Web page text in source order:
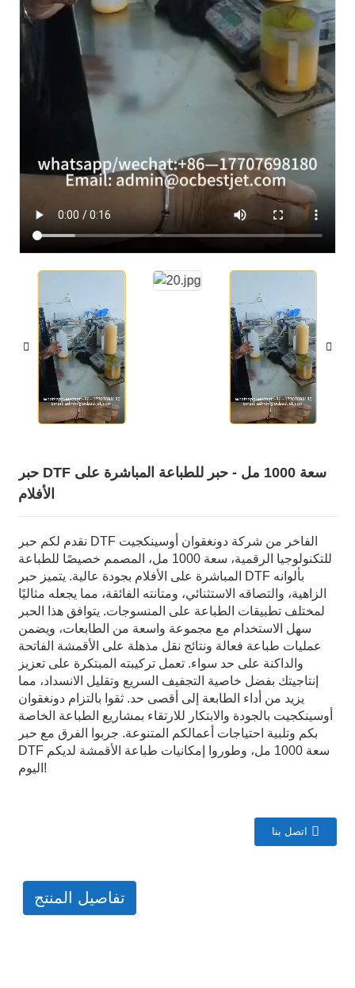
حبر DTF سعة 1000 مل - حبر للطباعة المباشرة على
الأفلام
نقدم لكم حبر DTF الفاخر من شركة دونغقوان أوسينكجيت
للتكنولوجيا الرقمية، سعة 1000 مل، المصمم خصيصًا للطباعة
المباشرة على الأفلام بجودة عالية. يتميز حبر DTF بألوانه
الزاهية، والتصاقه الاستثنائي، ومتانته الفائقة، مما يجعله مثاليًا
لمختلف تطبيقات الطباعة على المنسوجات. يتوافق هذا الحبر
سهل الاستخدام مع مجموعة واسعة من الطابعات، ويضمن
عمليات طباعة فعالة ونتائج نقل مذهلة على الأقمشة الفاتحة
والداكنة على حد سواء. تعمل تركيبته المبتكرة على تعزيز
إنتاجيتك بفضل خاصية التجفيف السريع وتقليل الانسداد، مما
يزيد من أداء الطابعة إلى أقصى حد. ثقوا بالتزام دونغقوان
أوسينكجيت بالجودة والابتكار للارتقاء بمشاريع الطباعة الخاصة
بكم وتلبية احتياجات أعمالكم المتنوعة. جربوا الفرق مع حبر
DTF سعة 1000 مل، وطوروا إمكانيات طباعة الأقمشة لديكم
اليوم!
اتصل بنا
تفاصيل المنتج